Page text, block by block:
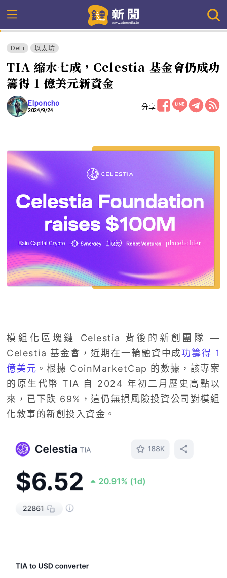
DeFi 以太坊
TIA 縮水七成，Celestia 基金會仍成功
籌得 1 億美元新資金
Elponcho
2024/9/24 分享
模組化區塊鏈 Celestia 背後的新創團隊 —
Celestia 基金會，近期在一輪融資中成功籌得 1
億美元 。根據 CoinMarketCap 的數據，該專案
的原生代幣 TIA 自 2024 年初二月歷史高點以
來，已下跌 69%，這仍無損風險投資公司對模組
化敘事的新創投入資金。